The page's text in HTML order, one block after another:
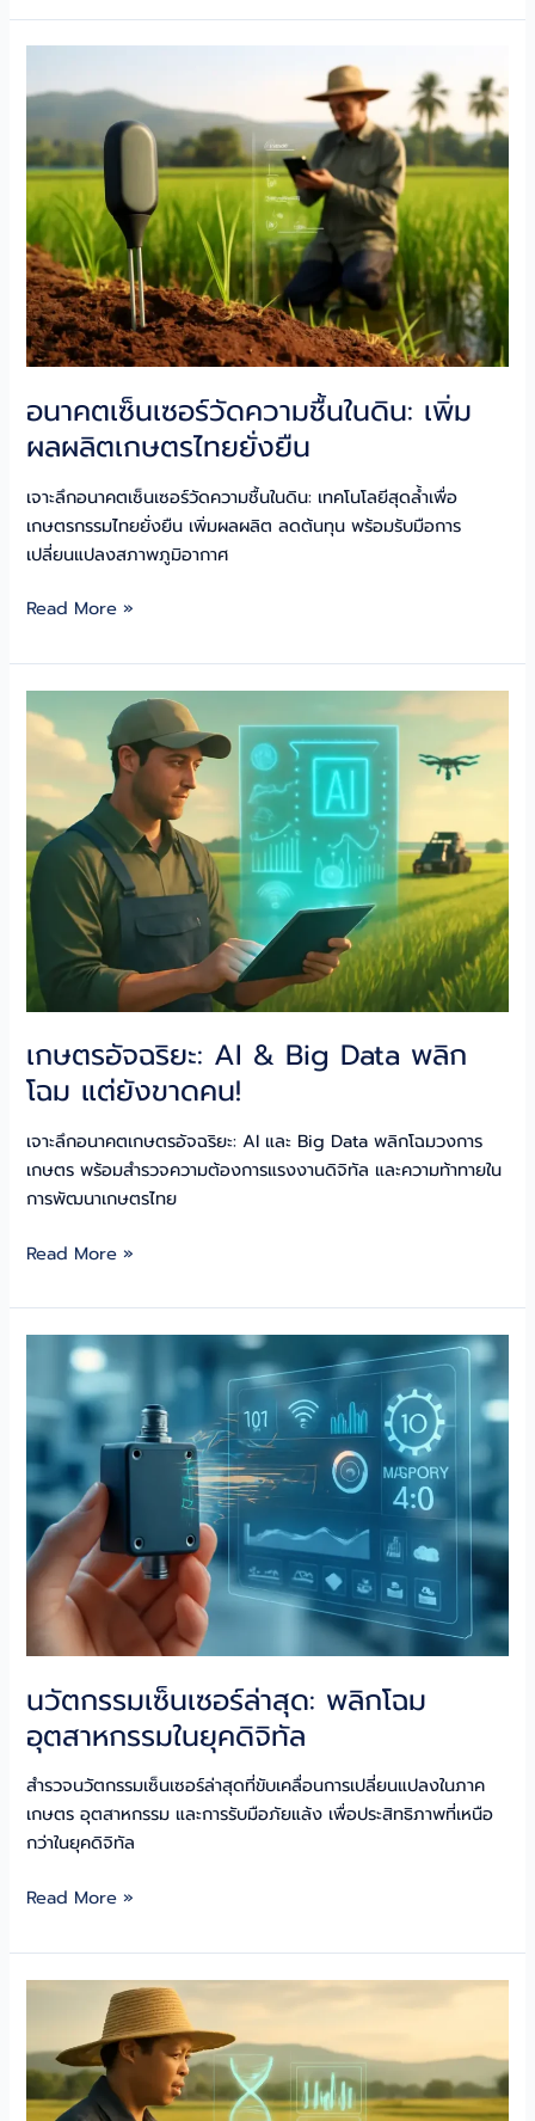
ไทย:
AI,
Center
พลิก
โฉม
ฟาร์ม
ยุค
ใหม่
อนาคตเซ็นเซอร์วัดความชื้นในดิน: เพิ่ม
ผลผลิตเกษตรไทยยั่งยืน
เจาะลึกอนาคตเซ็นเซอร์วัดความชื้นในดิน: เทคโนโลยีสุดล้ำเพื่อ
เกษตรกรรมไทยยั่งยืน เพิ่มผลผลิต ลดต้นทุน พร้อมรับมือการ
เปลี่ยนแปลงสภาพภูมิอากาศ
อนาคต
วัด
ความชื้น
ใน
ดิน:
เพิ่ม
ผลผลิต
เกษตร
ไทย
ยั่งยืน
Read More »
เกษตรอัจฉริยะ: AI & Big Data พลิก
โฉม แต่ยังขาดคน!
เจาะลึกอนาคตเกษตรอัจฉริยะ: AI และ Big Data พลิกโฉมวงการ
เกษตร พร้อมสำรวจความต้องการแรงงานดิจิทัล และความท้าทายใน
การพัฒนาเกษตรไทย
เกษตร
AI
&
Data
พลิก
แต่
ยัง
ขาด
คน!
Read More »
นวัตกรรมเซ็นเซอร์ล่าสุด: พลิกโฉม
อุตสาหกรรมในยุคดิจิทัล
สำรวจนวัตกรรมเซ็นเซอร์ล่าสุดที่ขับเคลื่อนการเปลี่ยนแปลงในภาค
เกษตร อุตสาหกรรม และการรับมือภัยแล้ง เพื่อประสิทธิภาพที่เหนือ
กว่าในยุคดิจิทัล
นวัตกรรม
ล่าสุด:
พลิก
อุตสาหกรรม
ใน
ยุค
Read More »